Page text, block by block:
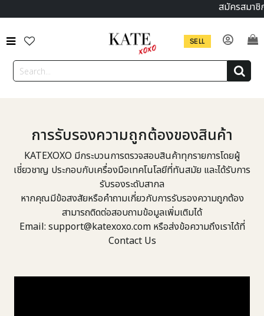
สมัครสมาชิ
SELL
การรับรองความถูกต้องของสินค้า
KATEXOXO มีกระบวนการตรวจสอบสินค้าทุกรายการโดยผู้
เชี่ยวชาญ ประกอบกับเครื่องมือเทคโนโลยีที่ทันสมัย และได้รับการ
รับรองระดับสากล
หากคุณมีข้อสงสัยหรือคำถามเกี่ยวกับการรับรองความถูกต้อง
สามารถติดต่อสอบถามข้อมูลเพิ่มเติมได้
Email: support@katexoxo.com หรือส่งข้อความถึงเราได้ที่
Contact Us